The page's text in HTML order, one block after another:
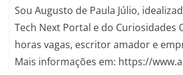
Sou Augusto de Paula Júlio,
Tech Next Portal e do Curiosidades
horas vagas, escritor amador e
Mais informações em: https://